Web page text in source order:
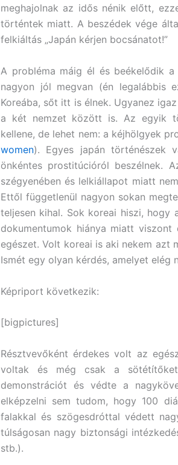
meghajolnak az idős nénik előtt,
történtek miatt. A beszédek vége
felkiáltás „Japán kérjen bocsánatot!”
A probléma máig él és beékelődik
nagyon jól megvan (én legalábbis
Koreába, sőt itt is élnek. Ugyanez
a két nemzet között is. Az egyik
kellene, de lehet nem: a kéjhölgyek
women). Egyes japán történészek
önkéntes prostitúcióról beszélnek.
szégyenében és lelkiállapot miatt
Ettől függetlenül nagyon sokan
teljesen kihal. Sok koreai hiszi, hogy
dokumentumok hiánya miatt
egészet. Volt koreai is aki nekem azt
Ismét egy olyan kérdés, amelyet elég
Képriport következik:
[bigpictures]
Résztvevőként érdekes volt az
voltak és még csak a
demonstrációt és védte a
elképzelni sem tudom, hogy 100
falakkal és szögesdróttal védett
túlságosan nagy biztonsági
stb.).